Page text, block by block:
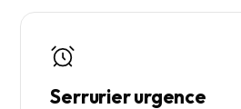
Serrurier urgence